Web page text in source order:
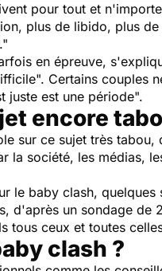
pour tout et
plus de libido, plus
."
en épreuve,
Certains couples
juste est une période".
encore
sur ce sujet très tabou,
la société, les médias,
le baby clash,
d'après un sondage de
tous ceux et toutes
clash ?